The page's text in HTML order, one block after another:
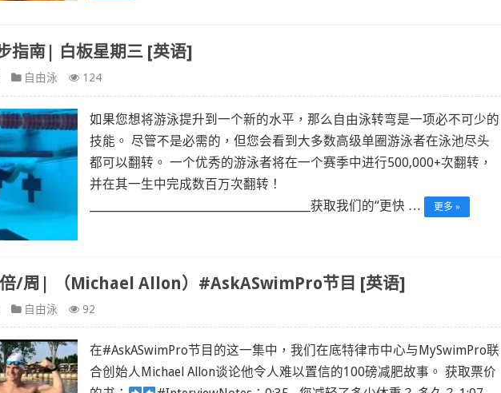
指南| 白板星期三 [英语]
自由泳 124
如果您想将游泳提升到一个新的水平，那么自由泳转弯是一项必不可少的
技能。 尽管不是必需的，但您会看到大多数高级单圈游泳者在泳池尽头
都可以翻转。 一个优秀的游泳者将在一个赛季中进行500,000+次翻转，
并在其一生中完成数百万次翻转！
______________________________________________获取我们的“更快 …
更多 »
倍/周| （Michael Allon）#AskASwimPro节目 [英语]
自由泳 92
在#AskASwimPro节目的这一集中，我们在底特律市中心与MySwimPro联
合创始人Michael Allon谈论他令人难以置信的100磅减肥故事。 获取票价